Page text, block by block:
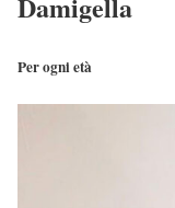
Per ogni età